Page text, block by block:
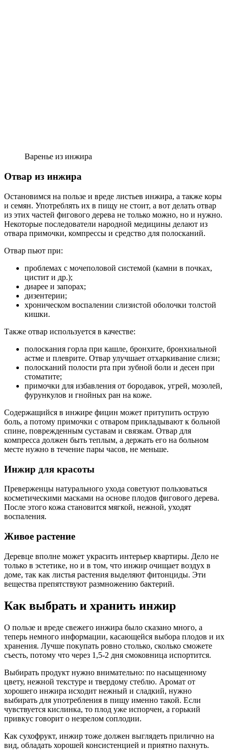
Варенье из инжира
Отвар из инжира
Остановимся на пользе и вреде листьев инжира, а также коры
и семян. Употреблять их в пищу не стоит, а вот делать отвар
из этих частей фигового дерева не только можно, но и нужно.
Некоторые последователи народной медицины делают из
отвара примочки, компрессы и средство для полосканий.
Отвар пьют при:
проблемах с мочеполовой системой (камни в почках,
цистит и др.);
диарее и запорах;
дизентерии;
хроническом воспалении слизистой оболочки толстой
кишки.
Также отвар используется в качестве:
полоскания горла при кашле, бронхите, бронхиальной
астме и плеврите. Отвар улучшает отхаркивание слизи;
полосканий полости рта при зубной боли и десен при
стоматите;
примочки для избавления от бородавок, угрей, мозолей,
фурункулов и гнойных ран на коже.
Содержащийся в инжире фицин может притупить острую
боль, а потому примочки с отваром прикладывают к больной
спине, поврежденным суставам и связкам. Отвар для
компресса должен быть теплым, а держать его на больном
месте нужно в течение пары часов, не меньше.
Инжир для красоты
Преверженцы натурального ухода советуют пользоваться
косметическими масками на основе плодов фигового дерева.
После этого кожа становится мягкой, нежной, уходят
воспаления.
Живое растение
Деревце вполне может украсить интерьер квартиры. Дело не
только в эстетике, но и в том, что инжир очищает воздух в
доме, так как листья растения выделяют фитонциды. Эти
вещества препятствуют размножению бактерий.
Как выбрать и хранить инжир
О пользе и вреде свежего инжира было сказано много, а
теперь немного информации, касающейся выбора плодов и их
хранения. Лучше покупать ровно столько, сколько сможете
съесть, потому что через 1,5-2 дня смоковница испортится.
Выбирать продукт нужно внимательно: по насыщенному
цвету, нежной текстуре и твердому стеблю. Аромат от
хорошего инжира исходит нежный и сладкий, нужно
выбирать для употребления в пищу именно такой. Если
чувствуется кислинка, то плод уже испорчен, а горький
привкус говорит о незрелом соплодии.
Как сухофрукт, инжир тоже должен выглядеть прилично на
вид, обладать хорошей консистенцией и приятно пахнуть.